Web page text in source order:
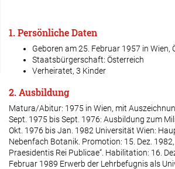
1. Persönliche Daten
Geboren am 25. Februar 1957 in Wien,
Staatsbürgerschaft: Österreich
Verheiratet, 3 Kinder
2. Ausbildung
Matura/Abitur: 1975 in Wien, mit
Sept. 1975 bis Sept. 1976: Ausbildung zum
Okt. 1976 bis Jan. 1982 Universität Wien:
Nebenfach Botanik. Promotion: 15. Dez.
Praesidentis Rei Publicae“. Habilitation: 16.
Februar 1989 Erwerb der Lehrbefugnis als